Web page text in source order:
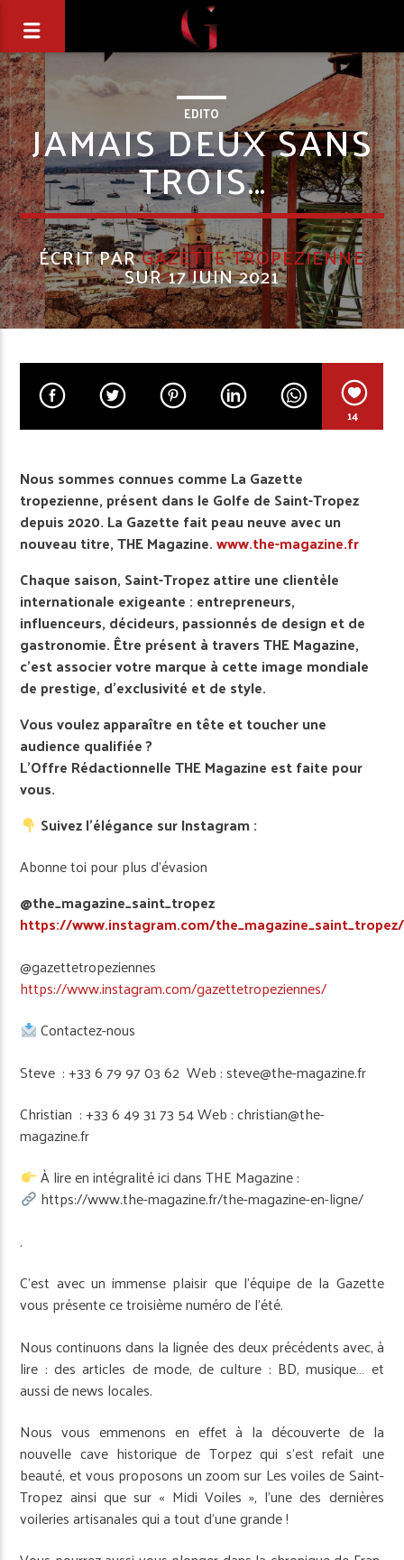
EDITO
JAMAIS DEUX SANS
TROIS…
ÉCRIT PARGAZETTE TROPEZIENNE
SUR 17 JUIN 2021
14
Nous sommes connues comme La Gazette
tropezienne, présent dans le Golfe de Saint-Tropez
depuis 2020. La Gazette fait peau neuve avec un
nouveau titre, THE Magazine.www.the-magazine.fr
Chaque saison, Saint-Tropez attire une clientèle
internationale exigeante : entrepreneurs,
influenceurs, décideurs, passionnés de design et de
gastronomie. Être présent à travers THE Magazine,
c’est associer votre marque à cette image mondiale
de prestige, d’exclusivité et de style.
Vous voulez apparaître en tête et toucher une
audience qualifiée ?
L’Offre Rédactionnelle THE Magazine est faite pour
vous.
Suivez l’élégance sur Instagram :
Abonne toi pour plus d’évasion
@the_magazine_saint_tropez
https://www.instagram.com/the_magazine_saint_tropez/
@gazettetropeziennes
https://www.instagram.com/gazettetropeziennes/
Contactez-nous
Steve : +33 6 79 97 03 62 Web : steve@the-magazine.fr
Christian : +33 6 49 31 73 54 Web : christian@the-
magazine.fr
À lire en intégralité ici dans THE Magazine :
https://www.the-magazine.fr/the-magazine-en-ligne/
.
C’est avec un immense plaisir que l’équipe de la Gazette
vous présente ce troisième numéro de l’été.
Nous continuons dans la lignée des deux précédents avec, à
lire : des articles de mode, de culture : BD, musique… et
aussi de news locales.
Nous vous emmenons en effet à la découverte de la
nouvelle cave historique de Torpez qui s’est refait une
beauté, et vous proposons un zoom sur Les voiles de Saint-
Tropez ainsi que sur « Midi Voiles », l’une des dernières
voileries artisanales qui a tout d’une grande !